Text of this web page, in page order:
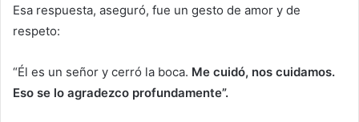
Esa respuesta, aseguró, fue un gesto de amor y de
respeto:
“Él es un señor y cerró la boca. Me cuidó, nos cuidamos.
Eso se lo agradezco profundamente”.